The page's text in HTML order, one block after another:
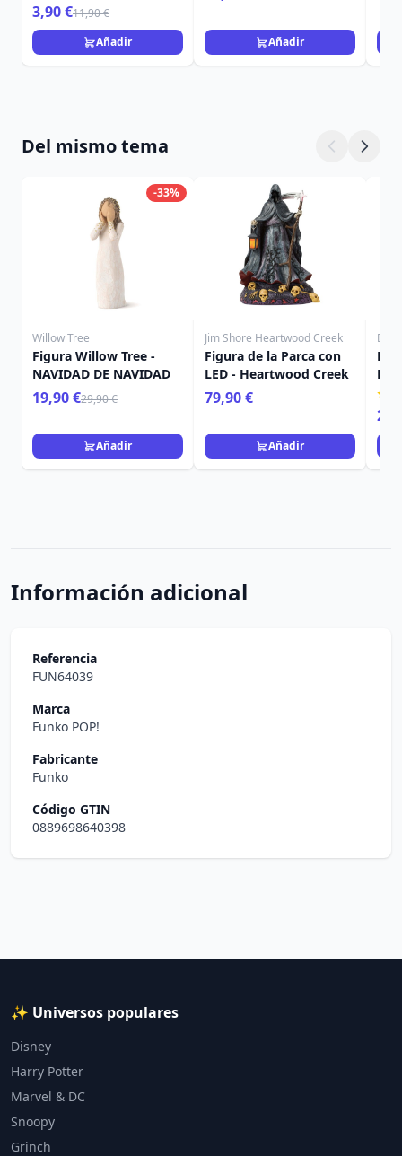
Navidad
3,90 €11,90 €
Añadir
Añadir
Del mismo tema
-33%
Willow Tree
Figura Willow Tree -
NAVIDAD DE NAVIDAD
19,90 €29,90 €
Añadir
Jim Shore Heartwood Creek
Figura de la Parca con
LED - Heartwood Creek
79,90 €
Añadir
DE
Información adicional
Referencia
FUN64039
Marca
Funko POP!
Fabricante
Funko
Código GTIN
0889698640398
✨ Universos populares
Disney
Harry Potter
Marvel & DC
Snoopy
Grinch